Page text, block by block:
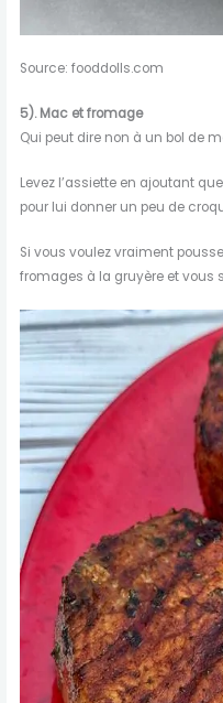
Source: fooddolls.com
5). Mac et fromage
Qui peut dire non à un bol de
Levez l’assiette en ajoutant
pour lui donner un peu de
Si vous voulez vraiment
fromages à la gruyère et vous